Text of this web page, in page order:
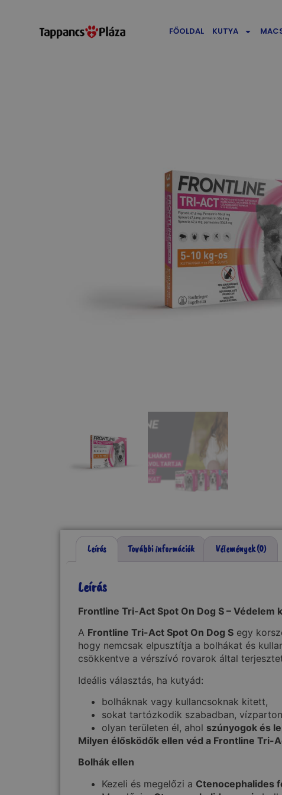
FŐOLDAL KUTYA
Leírás További információk Vélemények (0)
Leírás
Frontline Tri-Act Spot On Dog S –
A Frontline Tri-Act Spot On Dog S egy
hogy nemcsak elpusztítja a bolhákat és
csökkentve a vérszívó rovarok által
Ideális választás, ha kutyád:
bolháknak vagy kullancsoknak kitett,
sokat tartózkodik szabadban,
olyan területen él, ahol szúnyogok és
Milyen élősködők ellen véd a Frontline Tri-
Bolhák ellen
Kezeli és megelőzi a Ctenocephalides